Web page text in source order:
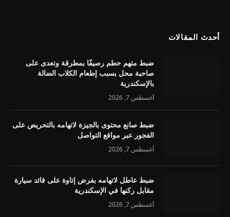
أحدث المقالات
ضبط متهم حطم رصيفًا بمطرقة وتعدى على
صاحبة محل بسبب إطعام الكلاب الضالة
بالإسكندرية
أغسطس 7, 2026
ضبط صانع محتوى بالجيزة لاتهامه بالتحريض على
الفجور عبر مواقع التواصل
أغسطس 7, 2026
ضبط عاطل لاتهامه بفرض إتاوة على قائد سيارة
مقابل ركنها في الإسكندرية
أغسطس 7, 2026